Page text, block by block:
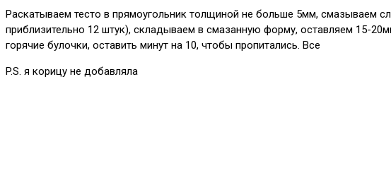
Раскатываем тесто в прямоугольник толщиной не больше 5мм, смазываем
приблизительно 12 штук), складываем в смазанную форму, оставляем 15-
горячие булочки, оставить минут на 10, чтобы пропитались. Все
P.S. я корицу не добавляла